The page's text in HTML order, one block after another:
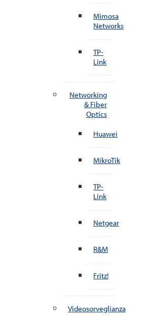
Mimosa
Networks
TP-
Link
Networking
& Fiber
Optics
Huawei
MikroTik
TP-
Link
Netgear
R&M
Fritz!
Videosorveglianza